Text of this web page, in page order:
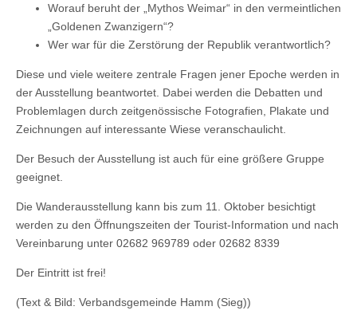
Worauf beruht der „Mythos Weimar“ in den vermeintlichen
„Goldenen Zwanzigern“?
Wer war für die Zerstörung der Republik verantwortlich?
Diese und viele weitere zentrale Fragen jener Epoche werden in
der Ausstellung beantwortet. Dabei werden die Debatten und
Problemlagen durch zeitgenössische Fotografien, Plakate und
Zeichnungen auf interessante Wiese veranschaulicht.
Der Besuch der Ausstellung ist auch für eine größere Gruppe
geeignet.
Die Wanderausstellung kann bis zum 11. Oktober besichtigt
werden zu den Öffnungszeiten der Tourist-Information und nach
Vereinbarung unter 02682 969789 oder 02682 8339
Der Eintritt ist frei!
(Text & Bild: Verbandsgemeinde Hamm (Sieg))